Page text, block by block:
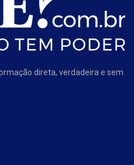
direta, verdadeira e sem